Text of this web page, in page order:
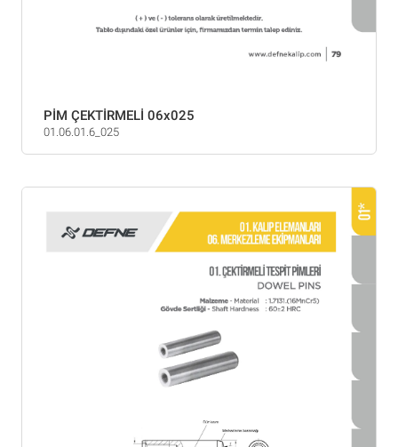
PİM ÇEKTİRMELİ 06x025
01.06.01.6_025